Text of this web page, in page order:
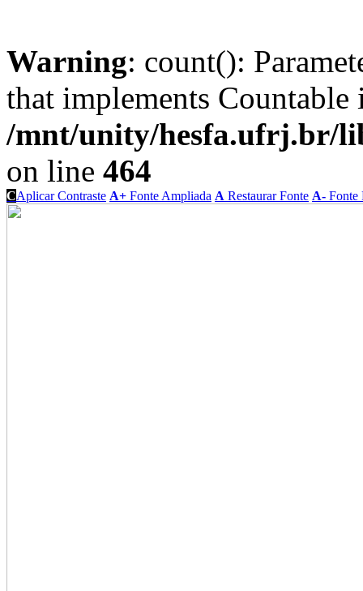
Warning: count():
that implements Countable
/mnt/unity/hesfa.ufrj.br/
on line 464
CAplicar Contraste A+ Fonte Ampliada A Restaurar Fonte A- Fonte